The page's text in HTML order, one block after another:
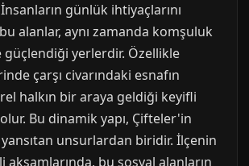
günlük ihtiyaçlarını
bu alanlar, aynı zamanda komşuluk
yerlerdir. Özellikle
çarşı civarındaki esnafın
halkın bir araya geldiği keyifli
Bu dinamik yapı, Çifteler'in
unsurlardan biridir. İlçenin
akşamlarında, bu sosyal alanların